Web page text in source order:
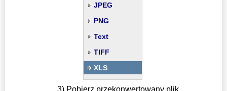
JPEG
PNG
Text
TIFF
XLS